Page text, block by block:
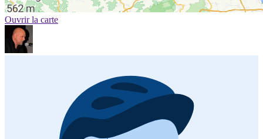
Ouvrir la carte